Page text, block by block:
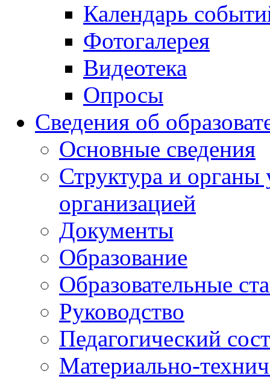
Календарь
Фотогалерея
Видеотека
Опросы
Сведения об
Основные сведения
Структура и органы
организацией
Документы
Образование
Образовательные
Руководство
Педагогический
Материально-